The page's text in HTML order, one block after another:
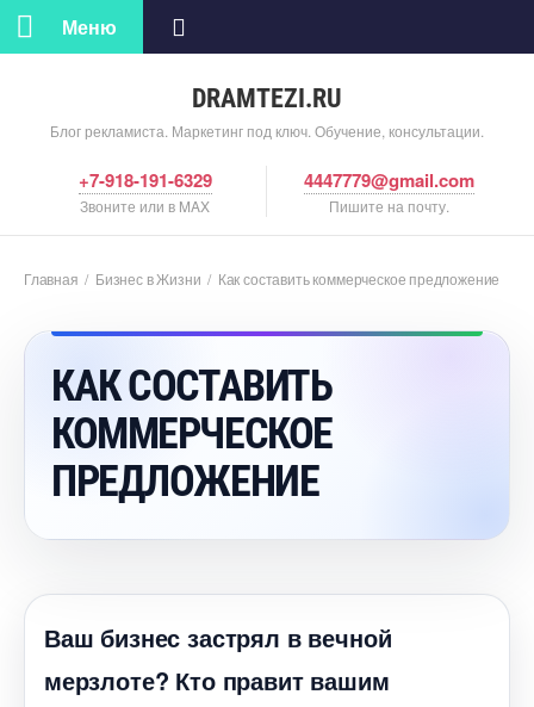
DRAMTEZI.RU
Блог рекламиста. Маркетинг под ключ. Обучение, консультации.
Меню
+7-918-191-6329
Звоните или в MAX
4447779@gmail.com
Пишите на почту.
Главная / Бизнес в Жизни / Как составить коммерческое предложение
КАК СОСТАВИТЬ
КОММЕРЧЕСКОЕ
ПРЕДЛОЖЕНИЕ
аш бизнес застрял в вечной
мерзлоте? Кто правит вашим